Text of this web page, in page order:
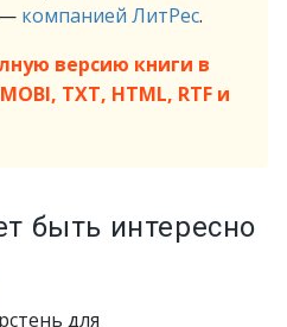
компанией ЛитРес.
версию книги в
TXT, HTML, RTF и
быть интересно
для